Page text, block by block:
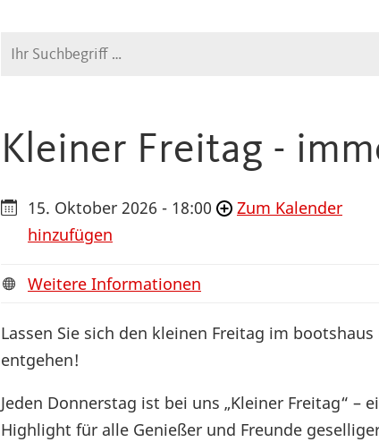
Suche
Kleiner Freitag -
15. Oktober 2026 - 18:00
Zum Kalender
hinzufügen
Weitere Informationen
Lassen Sie sich den kleinen Freitag im
entgehen!
Jeden Donnerstag ist bei uns „Kleiner Freitag“ –
Highlight für alle Genießer und Freunde